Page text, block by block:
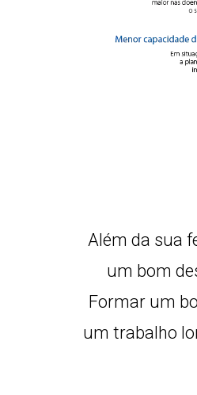
Além da sua
um bom
Formar um
um trabalho